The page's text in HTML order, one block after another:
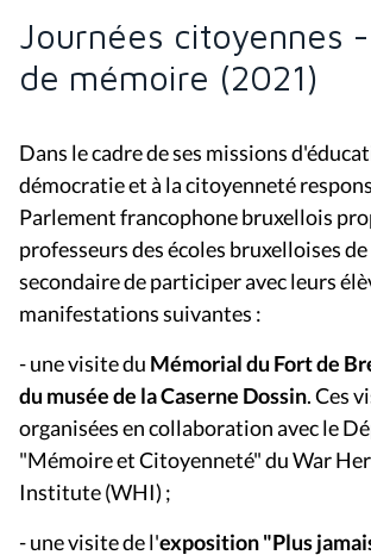
Journées citoyennes
de mémoire (2021)
Dans le cadre de ses missions
démocratie et à la citoyenneté
Parlement francophone bruxellois
professeurs des écoles bruxelloises de
secondaire de participer avec leurs
manifestations suivantes :
- une visite du Mémorial du Fort de
du musée de la Caserne Dossin. Ces
organisées en collaboration avec le
"Mémoire et Citoyenneté" du War
Institute (WHI) ;
- une visite de l'exposition "Plus